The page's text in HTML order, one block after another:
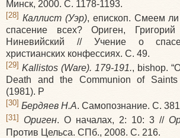
Минск, 2000. С. 1178-1193.
[28] Каллист (Уэр), епископ. Смеем
спасение всех? Ориген,
Ниневийский // Учение о
христианских конфессиях. С. 49.
[29] Kallistos (Ware). 179-191., bishop.
Death and the Communion of
(1981). P
[30] Бердяев Н.А. Самопознание. С.
[31] Ориген. О началах, 2: 10: 3 //
Против Цельса. СПб., 2008. С. 216.